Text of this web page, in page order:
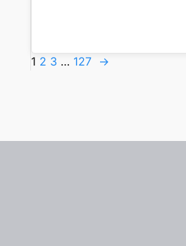
1 2 3 … 127 →